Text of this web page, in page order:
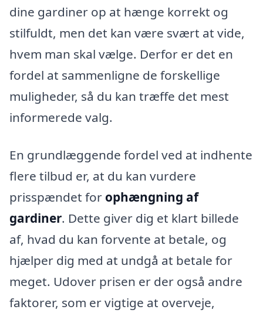
dine gardiner op at hænge korrekt og
stilfuldt, men det kan være svært at vide,
hvem man skal vælge. Derfor er det en
fordel at sammenligne de forskellige
muligheder, så du kan træffe det mest
informerede valg.
En grundlæggende fordel ved at indhente
flere tilbud er, at du kan vurdere
prisspændet for ophængning af
gardiner. Dette giver dig et klart billede
af, hvad du kan forvente at betale, og
hjælper dig med at undgå at betale for
meget. Udover prisen er der også andre
faktorer, som er vigtige at overveje,